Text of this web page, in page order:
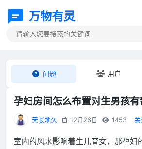
万物有灵
问题 用户
孕妇房间怎么布置对生男孩有
天长地久 12月26日 1453 关
室内的风水影响着生儿育女，那孕妇